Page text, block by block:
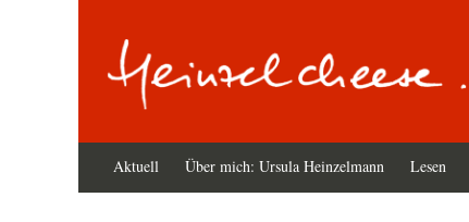
Primäres
Menü
Aktuell Über mich: Ursula Heinzelmann Lesen